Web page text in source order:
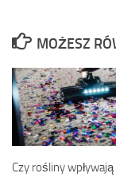
MOŻESZ
Czy rośliny wpływają